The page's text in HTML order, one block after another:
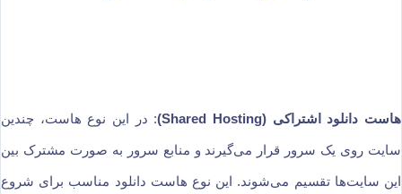
هاست دانلود اشتراکی (Shared Hosting) : در این نوع هاست، چندین
سایت روی یک سرور قرار می‌گیرند و منابع سرور به صورت مشترک بین
این سایت‌ها تقسیم می‌شوند. این نوع هاست دانلود مناسب برای شروع